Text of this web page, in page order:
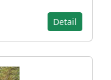
Detail